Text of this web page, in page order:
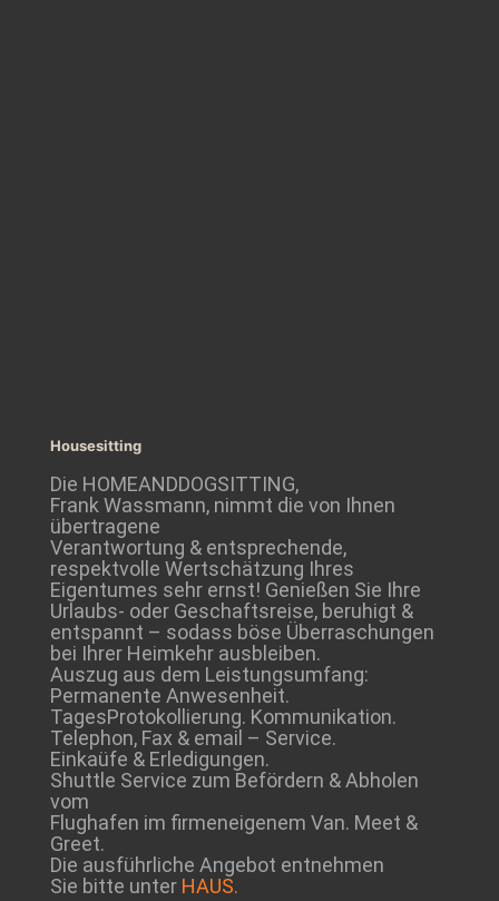
Housesitting
Die HOMEANDDOGSITTING,
Frank Wassmann, nimmt die von Ihnen
übertragene
Verantwortung & entsprechende,
respektvolle Wertschätzung Ihres
Eigentumes sehr ernst! Genießen Sie Ihre
Urlaubs- oder Geschaftsreise, beruhigt &
entspannt – sodass böse Überraschungen
bei Ihrer Heimkehr ausbleiben.
Auszug aus dem Leistungsumfang:
Permanente Anwesenheit.
TagesProtokollierung. Kommunikation.
Telephon, Fax & email – Service.
Einkaüfe & Erledigungen.
Shuttle Service zum Befördern & Abholen
vom
Flughafen im firmeneigenem Van. Meet &
Greet.
Die ausführliche Angebot entnehmen
Sie bitte unter HAUS.